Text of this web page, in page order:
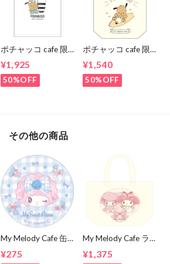
ポチャッコ cafe 限
ツ（サングラスタイ
プ）
¥1,925
50%OFF
ポチャッコ cafe 限
グ（サーフボードタ
イプ）
¥1,540
50%OFF
その他の商品
My Melody Cafe 缶
¥275
My Melody Cafe ラ
ノ）
¥1,375